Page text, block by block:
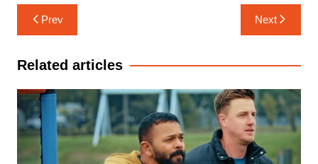
Post
navigation
Prev Next
Related articles